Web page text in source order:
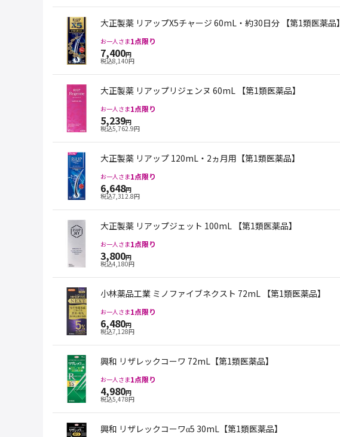
大正製薬 リアップX5チャージ 60mL・約30日分 【第1類医薬品】
お一人さま1点限り
7,400円
税込8,140円
大正製薬 リアップリジェンヌ 60mL 【第1類医薬品】
お一人さま1点限り
5,239円
税込5,762.9円
大正製薬 リアップ 120mL・2ヵ月用【第1類医薬品】
お一人さま1点限り
6,648円
税込7,312.8円
大正製薬 リアップジェット 100mL 【第1類医薬品】
お一人さま1点限り
3,800円
税込4,180円
小林薬品工業 ミノファイブネクスト 72mL 【第1類医薬品】
お一人さま1点限り
6,480円
税込7,128円
興和 リザレックコーワ 72mL【第1類医薬品】
お一人さま1点限り
4,980円
税込5,478円
興和 リザレックコーワα5 30mL【第1類医薬品】